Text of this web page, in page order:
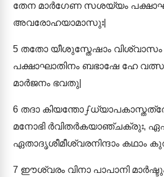
തേന മാർഗേണ സശയ്യം
അവരോഹയാമാസുഃ|
5 തതോ യീശുസ്തേഷാം വിശ്വാസം
പക്ഷാഘാതിനം ബഭാഷേ ഹേ വത്സ
മാർജനം ഭവതു|
6 തദാ
മനോഭി ർവിതർകയാഞ്ചക്രുഃ,
ഏതാദൃശീമീശ്വരനിന്ദാം കഥാം
7 ഈശ്വരം വിനാ പാപാനി